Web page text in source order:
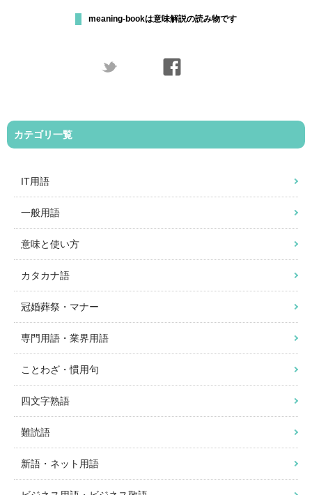
meaning-bookは意味解説の読み物です
カテゴリ一覧
IT用語
一般用語
意味と使い方
カタカナ語
冠婚葬祭・マナー
専門用語・業界用語
ことわざ・慣用句
四文字熟語
難読語
新語・ネット用語